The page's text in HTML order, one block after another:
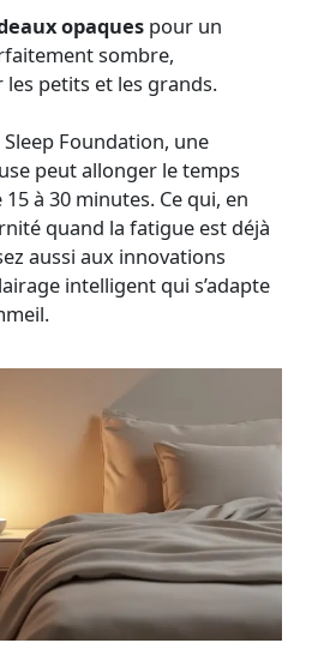
opaquespour un
sombre,
petits et les grands.
Foundation, une
peut allonger le temps
à 30 minutes. Ce qui, en
quand la fatigue est déjà
aussi aux innovations
intelligent qui s’adapte